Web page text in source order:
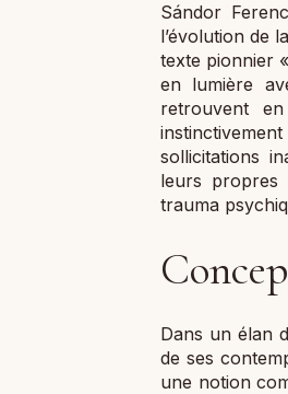
Sándor
l’évolution de
texte pionnier
en lumière
retrouvent
sollicitations
leurs propres
trauma
Dans un élan
de ses
une notion